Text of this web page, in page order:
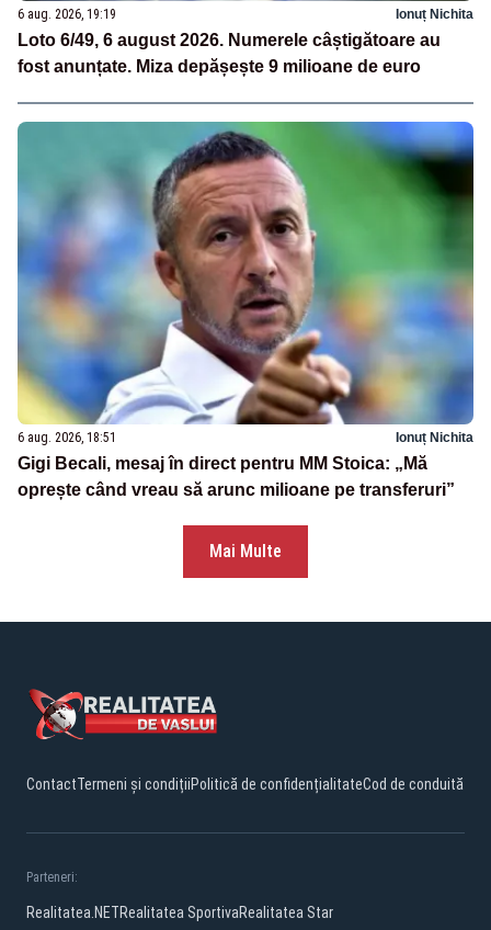
6 aug. 2026, 19:19 Ionuț Nichita
Loto 6/49, 6 august 2026. Numerele câștigătoare au
fost anunțate. Miza depășește 9 milioane de euro
6 aug. 2026, 18:51 Ionuț Nichita
Gigi Becali, mesaj în direct pentru MM Stoica: „Mă
oprește când vreau să arunc milioane pe transferuri”
Mai Multe
ContactTermeni și condițiiPolitică de confidențialitateCod de conduită
Parteneri:
Realitatea.NETRealitatea SportivaRealitatea Star